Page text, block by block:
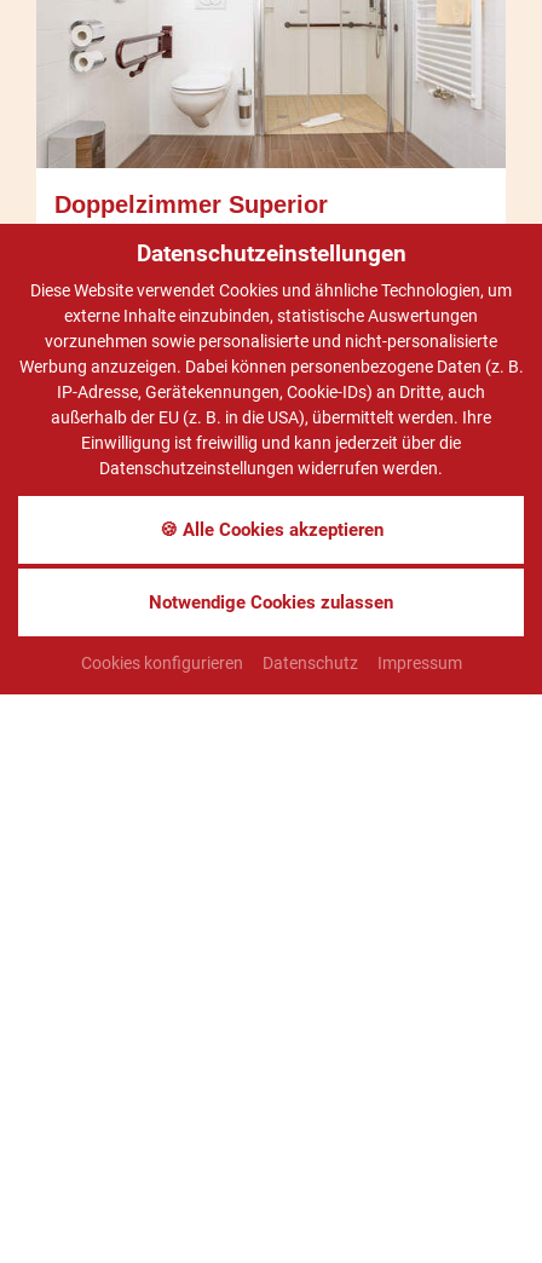
Datenschutzeinstellungen
Diese Website verwendet Cookies und ähnliche Technologien, um
externe Inhalte einzubinden, statistische Auswertungen
vorzunehmen sowie personalisierte und nicht-personalisierte
Werbung anzuzeigen. Dabei können personenbezogene Daten (z. B.
IP-Adresse, Gerätekennungen, Cookie-IDs) an Dritte, auch
außerhalb der EU (z. B. in die USA), übermittelt werden. Ihre
Einwilligung ist freiwillig und kann jederzeit über die
Datenschutzeinstellungen widerrufen werden.
🍪 Alle Cookies akzeptieren
Notwendige Cookies zulassen
Cookies konfigurieren Datenschutz Impressum
Doppelzimmer Superior
behindertengerecht
Ausstattung anzeigen
ANFRAGEN
BUCHEN
Halbpension
7 Übernachtungen
€ 809,-
€ 1.019,-